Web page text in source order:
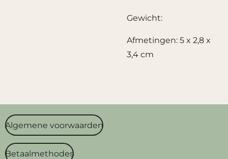
Gewicht:
Afmetingen: 5 x 2,8 x
3,4 cm
Algemene voorwaarden
Betaalmethodes